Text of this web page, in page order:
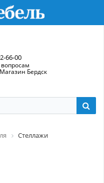
66-00
Бердск
Стеллажи